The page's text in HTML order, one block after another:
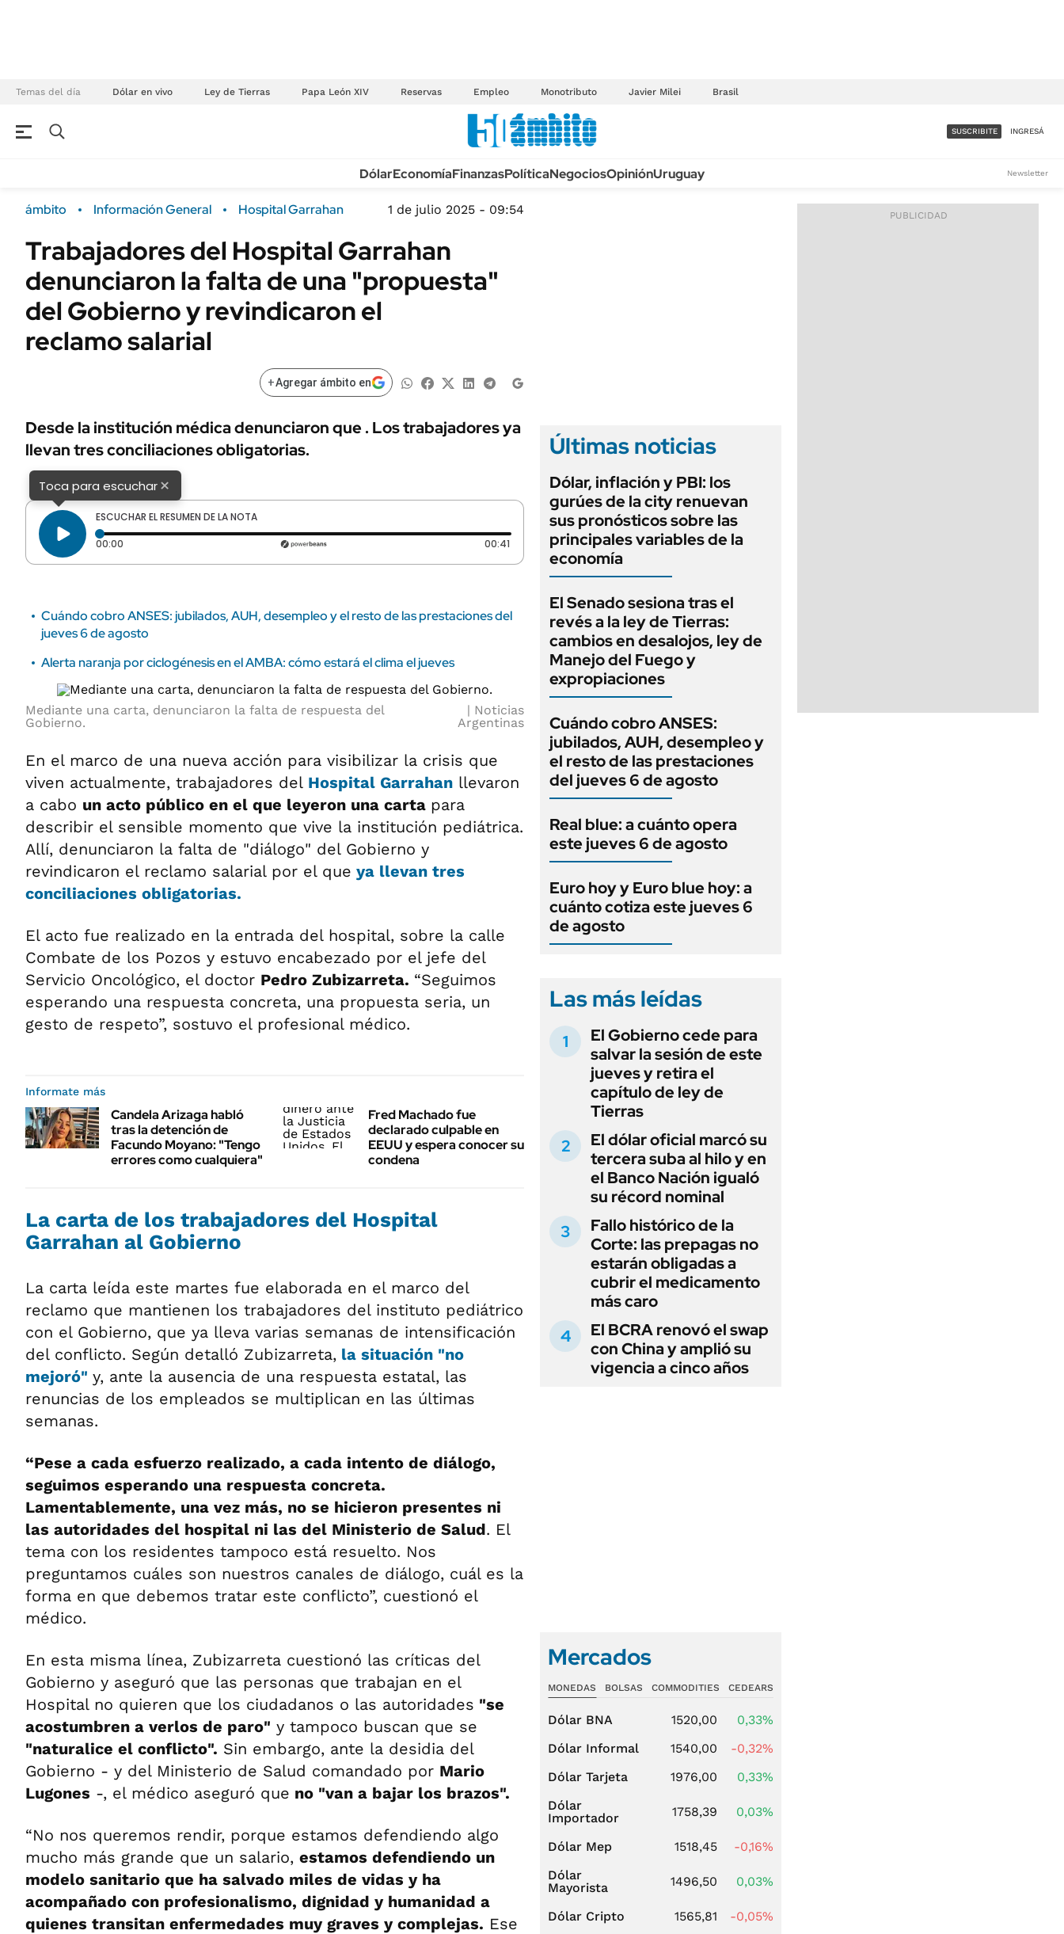
Temas del día Dólar en vivo Ley de Tierras Papa León XIV Reservas Empleo Monotributo Javier Milei Brasil
Campo
FINANZAS
Dólar
Mercados
Real Estate
Sustentabilidad
Seguros
POLÍTICA
Municipios
TECNOLOGÍA
MÉXICO
MUNDO
INFORMACIÓN GENERAL
AUTOS
ACCESO FULL - $1.800/MES
SUSCRIBITE INGRESÁ
DólarEconomíaFinanzasPolíticaNegociosOpiniónUruguay Newsletter
ámbito Información General Hospital Garrahan 1 de julio 2025 - 09:54
Trabajadores del Hospital Garrahan
denunciaron la falta de una "propuesta"
del Gobierno y revindicaron el
reclamo salarial
+Agregar ámbito en
Desde la institución médica denunciaron que . Los trabajadores ya
llevan tres conciliaciones obligatorias.
Toca para escuchar×
ESCUCHAR EL RESUMEN DE LA NOTA
00:00 Tiempo transcurrido: 0 segundos 00:41 Duración: 41 segundos
Cuándo cobro ANSES: jubilados, AUH, desempleo y el resto de las prestaciones del
jueves 6 de agosto
Alerta naranja por ciclogénesis en el AMBA: cómo estará el clima el jueves
Mediante una carta, denunciaron la falta de respuesta del
Gobierno.
Noticias
Argentinas
En el marco de una nueva acción para visibilizar la crisis que
viven actualmente, trabajadores del Hospital Garrahan llevaron
a cabo un acto público en el que leyeron una carta para
describir el sensible momento que vive la institución pediátrica.
Allí, denunciaron la falta de "diálogo" del Gobierno y
revindicaron el reclamo salarial por el que ya llevan tres
conciliaciones obligatorias.
El acto fue realizado en la entrada del hospital, sobre la calle
Combate de los Pozos y estuvo encabezado por el jefe del
Servicio Oncológico, el doctor Pedro Zubizarreta. “Seguimos
esperando una respuesta concreta, una propuesta seria, un
gesto de respeto”, sostuvo el profesional médico.
Informate más
Candela Arizaga habló
tras la detención de
Facundo Moyano: "Tengo
errores como cualquiera"
Fred Machado fue
declarado culpable en
EEUU y espera conocer su
condena
La carta de los trabajadores del Hospital
Garrahan al Gobierno
La carta leída este martes fue elaborada en el marco del
reclamo que mantienen los trabajadores del instituto pediátrico
con el Gobierno, que ya lleva varias semanas de intensificación
del conflicto. Según detalló Zubizarreta, la situación "no
mejoró" y, ante la ausencia de una respuesta estatal, las
renuncias de los empleados se multiplican en las últimas
semanas.
“Pese a cada esfuerzo realizado, a cada intento de diálogo,
seguimos esperando una respuesta concreta.
Lamentablemente, una vez más, no se hicieron presentes ni
las autoridades del hospital ni las del Ministerio de Salud. El
tema con los residentes tampoco está resuelto. Nos
preguntamos cuáles son nuestros canales de diálogo, cuál es la
forma en que debemos tratar este conflicto”, cuestionó el
médico.
En esta misma línea, Zubizarreta cuestionó las críticas del
Gobierno y aseguró que las personas que trabajan en el
Hospital no quieren que los ciudadanos o las autoridades "se
acostumbren a verlos de paro" y tampoco buscan que se
"naturalice el conflicto". Sin embargo, ante la desidia del
Gobierno - y del Ministerio de Salud comandado por Mario
Lugones -, el médico aseguró que no "van a bajar los brazos".
“No nos queremos rendir, porque estamos defendiendo algo
mucho más grande que un salario, estamos defendiendo un
modelo sanitario que ha salvado miles de vidas y ha
acompañado con profesionalismo, dignidad y humanidad a
quienes transitan enfermedades muy graves y complejas. Ese
Últimas noticias
Dólar, inflación y PBI: los
gurúes de la city renuevan
sus pronósticos sobre las
principales variables de la
economía
El Senado sesiona tras el
revés a la ley de Tierras:
cambios en desalojos, ley de
Manejo del Fuego y
expropiaciones
Cuándo cobro ANSES:
jubilados, AUH, desempleo y
el resto de las prestaciones
del jueves 6 de agosto
Real blue: a cuánto opera
este jueves 6 de agosto
Euro hoy y Euro blue hoy: a
cuánto cotiza este jueves 6
de agosto
Las más leídas
El Gobierno cede para
salvar la sesión de este
jueves y retira el
capítulo de ley de
Tierras
El dólar oficial marcó su
tercera suba al hilo y en
el Banco Nación igualó
su récord nominal
Fallo histórico de la
Corte: las prepagas no
estarán obligadas a
cubrir el medicamento
más caro
El BCRA renovó el swap
con China y amplió su
vigencia a cinco años
Mercados
MONEDAS BOLSAS COMMODITIES CEDEARS
Dólar BNA 1520,00
0,33%
Dólar Informal
1540,00
-0,32%
Dólar Tarjeta
1976,00
0,33%
Dólar
Importador
1758,39 0,03%
Dólar Mep 1518,45
-0,16%
Dólar
Mayorista
1496,50 0,03%
Dólar Cripto 1565,81
-0,05%